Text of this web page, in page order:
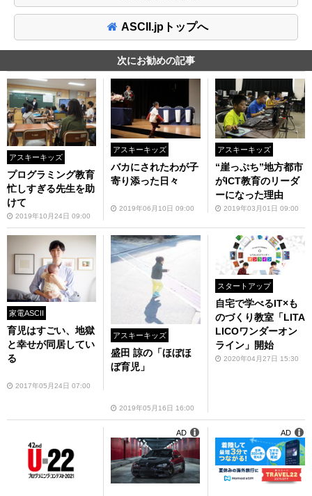
ASCII.jpトップへ
次にお勧めの記事
アスキーキッズ
プログラミング教育
忙しすぎる先生を助
けて
2019年10月24日 09:00
アスキーキッズ
バカにされたわが子
寄り添った日々
2019年06月10日 09:00
アスキーキッズ
“崖っぷち”地方都市
がICT教育のリーダ
ーになった理由
2019年03月01日 09:00
家電ASCII
育児はすごい、地獄
と幸せが同居してい
る
2017年05月24日 07:00
アスキーキッズ
盛田 諒の「ほぼほ
ぼ育児」
2019年05月16日 16:00
スタートアップ
自宅で学べるIT×も
のづくり教室「LITA
LICOワンダーオン
ライン」開始
2020年04月27日 15:30
AD AD